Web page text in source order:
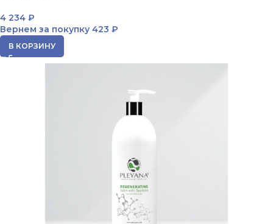
4 234 ₽
Вернем за покупку 423 ₽
В КОРЗИНУ